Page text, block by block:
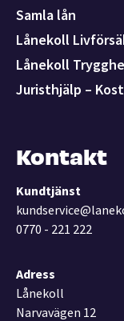
Samla lån
Lånekoll
Lånekoll
Juristhjälp –
Kontakt
Kundtjänst
0770 - 221 222
Adress
Lånekoll
Narvavägen 12